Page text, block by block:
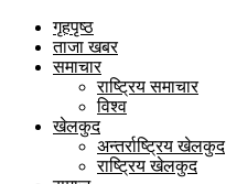
गृहपृष्ठ
ताजा खबर
समाचार
राष्ट्रिय समाचार
विश्व
खेलकुद
अन्तर्राष्ट्रिय खेलकुद
राष्ट्रिय खेलकुद